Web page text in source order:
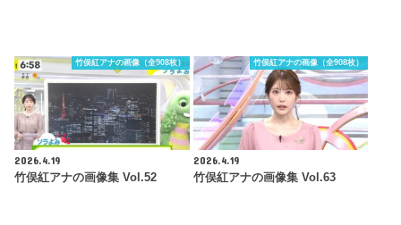
竹俣紅アナの画像（全908枚）
2026.4.19
竹俣紅アナの画像集 Vol.52
竹俣紅アナの画像（全908枚）
2026.4.19
竹俣紅アナの画像集 Vol.63